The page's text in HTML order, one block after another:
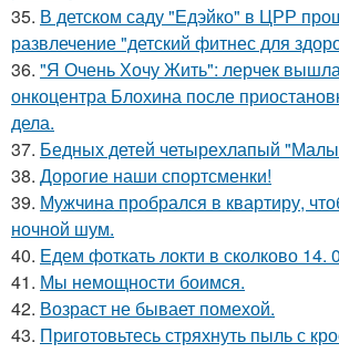
35. В детском саду "Едэйко" в ЦРР
развлечение "детский фитнес для
36. "Я Очень Хочу Жить": лерчек
онкоцентра Блохина после
дела.
37. Бедных детей четырехлапый
38. Дорогие наши спортсменки!
39. Мужчина пробрался в квартиру,
ночной шум.
40. Едем фоткать локти в сколково 14.
41. Мы немощности боимся.
42. Возраст не бывает помехой.
43. Приготовьтесь стряхнуть пыль с